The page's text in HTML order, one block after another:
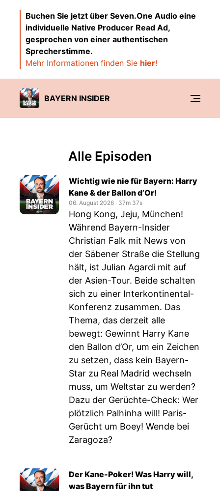
Buchen Sie jetzt über Seven.One Audio eine
individuelle Native Producer Read Ad,
gesprochen von einer authentischen
Sprecherstimme.
Mehr Informationen finden Sie hier!
BAYERN INSIDER
Alle Episoden
Wichtig wie nie für Bayern: Harry
Kane & der Ballon d’Or!
06. August 2026 ‧ 37m 37s
Hong Kong, Jeju, München!
Während Bayern-Insider
Christian Falk mit News von
der Säbener Straße die Stellung
hält, ist Julian Agardi mit auf
der Asien-Tour. Beide schalten
sich zu einer Interkontinental-
Konferenz zusammen. Das
Thema, das derzeit alle
bewegt: Gewinnt Harry Kane
den Ballon d’Or, um ein Zeichen
zu setzen, dass kein Bayern-
Star zu Real Madrid wechseln
muss, um Weltstar zu werden?
Dazu der Gerüchte-Check: Wer
plötzlich Palhinha will! Paris-
Gerücht um Boey! Wende bei
Zaragoza?
Der Kane-Poker! Was Harry will,
was Bayern für ihn tut